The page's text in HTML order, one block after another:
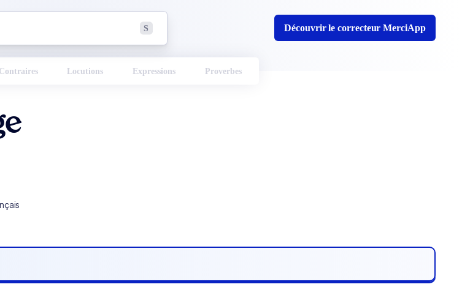
S Découvrir le correcteur MerciApp
Contraires Locutions Expressions Proverbes